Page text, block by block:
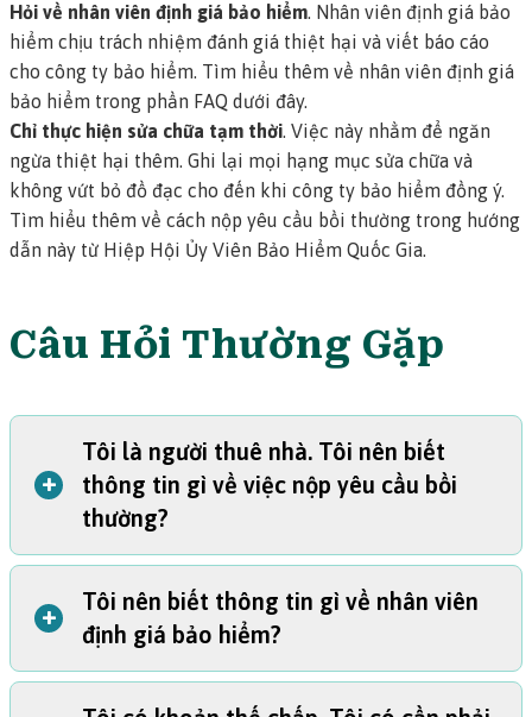
Hỏi về nhân viên định giá bảo hiểm. Nhân viên định giá bảo
hiểm chịu trách nhiệm đánh giá thiệt hại và viết báo cáo
cho công ty bảo hiểm. Tìm hiểu thêm về nhân viên định giá
bảo hiểm trong phần FAQ dưới đây.
Chỉ thực hiện sửa chữa tạm thời. Việc này nhằm để ngăn
ngừa thiệt hại thêm. Ghi lại mọi hạng mục sửa chữa và
không vứt bỏ đồ đạc cho đến khi công ty bảo hiểm đồng ý.
Tìm hiểu thêm về cách nộp yêu cầu bồi thường trong hướng
dẫn này từ Hiệp Hội Ủy Viên Bảo Hiểm Quốc Gia.
Câu Hỏi Thường Gặp
Tôi là người thuê nhà. Tôi nên biết
thông tin gì về việc nộp yêu cầu bồi
thường?
+
Hợp đồng bảo hiểm của chủ nhà sẽ không bảo hiểm cho
đồ đạc của quý vị.Nếu quý vị có bảo hiểm người thuê nhà,
hãy tự nộp yêu cầu bồi thường cho những đồ vật bị hư hại
Tôi nên biết thông tin gì về nhân viên
định giá bảo hiểm?
+